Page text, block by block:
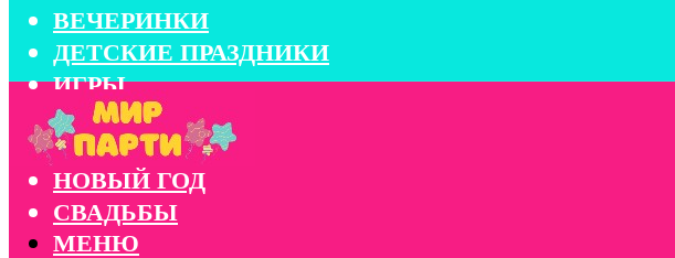
ВЕЧЕРИНКИ
ДЕТСКИЕ ПРАЗДНИКИ
ИГРЫ
КОНКУРСЫ
КОРПОРАТИВЫ
НОВЫЙ ГОД
СВАДЬБЫ
МЕНЮ